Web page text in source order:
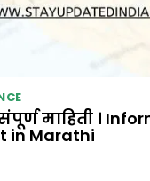
संपूर्ण माहिती ।
in Marathi